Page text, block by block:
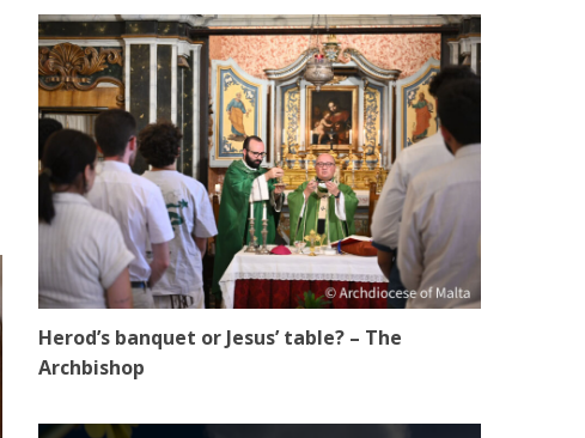
Herod’s banquet or Jesus’ table? – The
Archbishop